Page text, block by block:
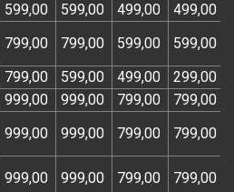
599,00 599,00 499,00 499,00
799,00 799,00 599,00 599,00
799,00 599,00 499,00 299,00
999,00 999,00 799,00 799,00
999,00 999,00 799,00 799,00
999,00 999,00 799,00 799,00